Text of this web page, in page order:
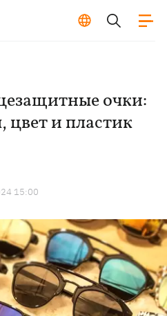
очки:
цвет и пластик
15:00